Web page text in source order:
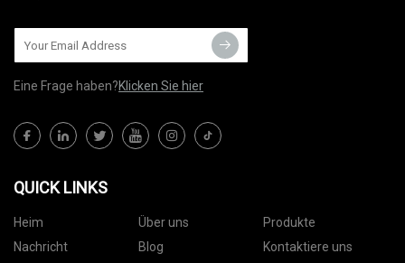
Eine Frage haben?Klicken Sie hier
QUICK LINKS
Heim Über uns
Produkte
Nachricht
Blog
Kontaktiere uns